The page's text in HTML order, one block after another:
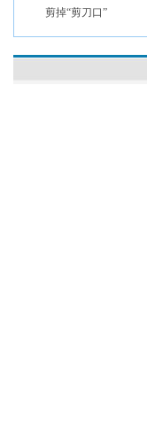
剪掉“剪刀口”